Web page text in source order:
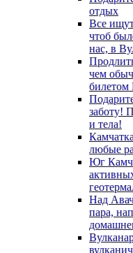
отдых
Все
чтоб
нас, в
чем
билетом
заботу!
и тела!
любые
Юг
Над
пара,